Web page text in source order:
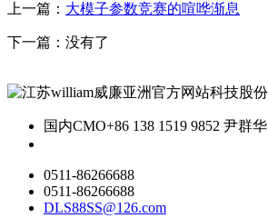
上一篇： 大模子参数竞赛的喧哗渐息
下一篇：没有了
国内CMO+86 138 1519 9852 尹群华
0511-86266688
0511-86266688
DLS88SS@126.com